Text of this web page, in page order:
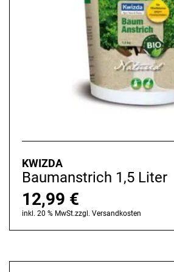
KWIZDA
Baumanstrich 1,5 Liter
12,99 €
inkl. 20 % MwSt.zzgl. Versandkosten